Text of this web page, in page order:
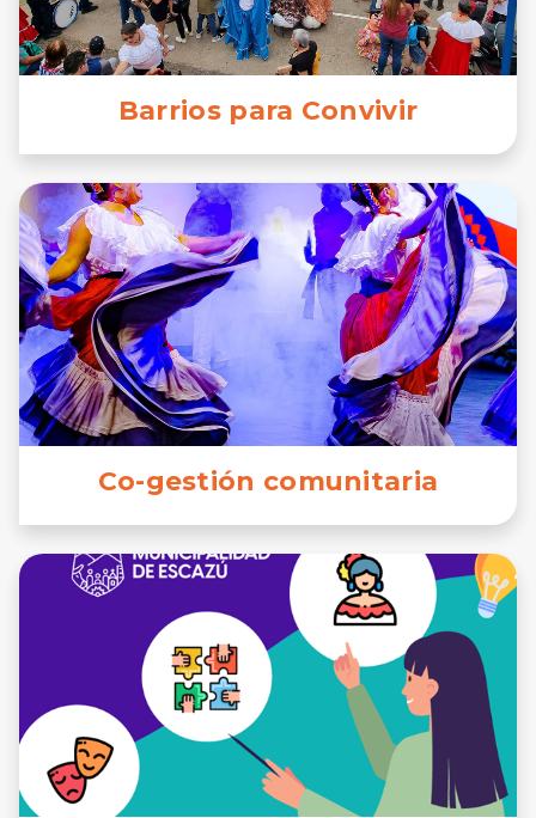
Barrios para Convivir
Co-gestión comunitaria